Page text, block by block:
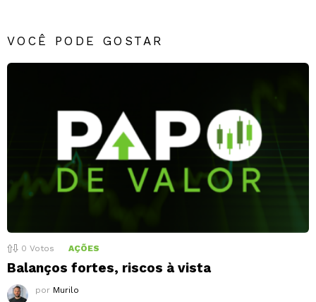
VOCÊ PODE GOSTAR
0 Votos AÇÕES
Balanços fortes, riscos à vista
por Murilo